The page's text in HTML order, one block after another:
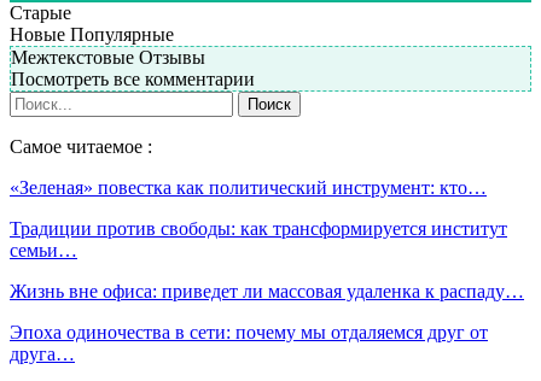
Старые
Новые Популярные
Межтекстовые Отзывы
Посмотреть все комментарии
Самое читаемое :
«Зеленая» повестка как политический инструмент: кто…
Традиции против свободы: как трансформируется институт
семьи…
Жизнь вне офиса: приведет ли массовая удаленка к распаду…
Эпоха одиночества в сети: почему мы отдаляемся друг от
друга…